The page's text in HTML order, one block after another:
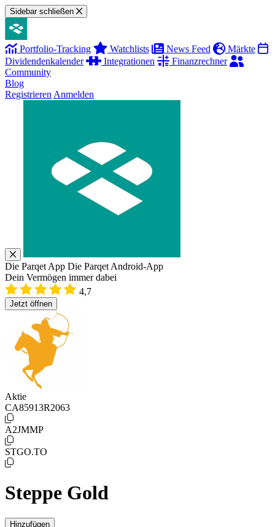
Sidebar schließen
Portfolio-Tracking Watchlists News Feed
Märkte
Dividendenkalender
Integrationen
Finanzrechner
Community
Blog
Registrieren Anmelden
Die Parqet App Die Parqet Android-App
Dein Vermögen immer dabei
4,7
Jetzt öffnen
Aktie
CA85913R2063
A2JMMP
STGO.TO
Steppe Gold
Hinzufügen